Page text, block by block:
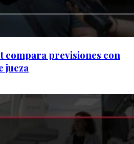
compara previsiones con
jueza